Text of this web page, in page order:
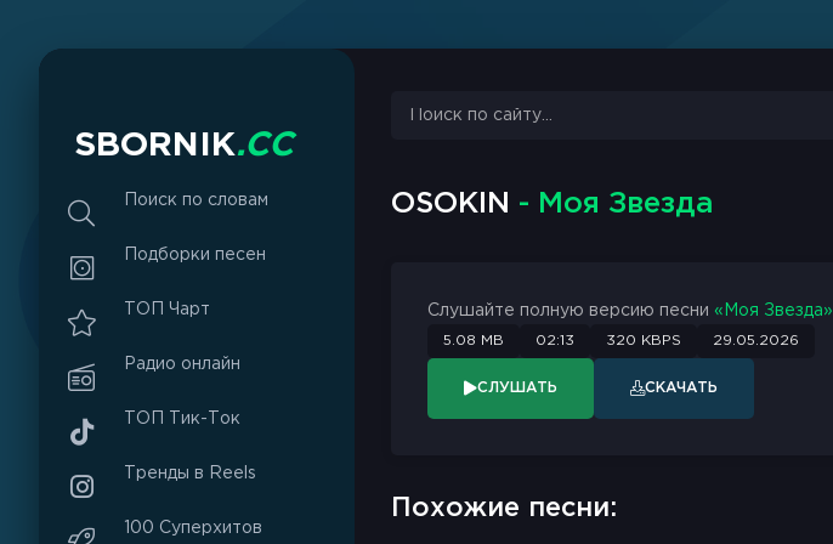
S BO R N K.CC
OSOKIN - Моя Звезда
Слушайте полную версию песни «Моя Звезда»
5.08 MB 02:13 320 KBPS 29.05.2026
СЛУШАТЬ СКАЧАТЬ
Похожие песни:
Поиск по словам
Подборки песен
ТОП Чарт
Радио онлайн
ТОП Тик-Ток
Тренды в Reels
100 Суперхитов